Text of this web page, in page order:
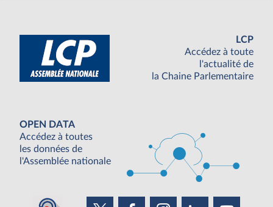
LCP
Accédez à toute
l'actualité de
la Chaine Parlementaire
OPEN DATA
Accédez à toutes
les données de
l'Assemblée nationale